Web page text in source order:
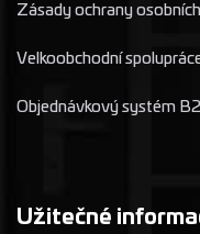
Zásady ochrany
Velkoobchodní
Objednávkový systém
Užitečné